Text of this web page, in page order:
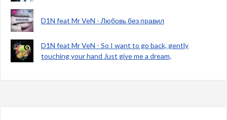
D1N feat Mr VeN - Любовь без правил
D1N feat Mr VeN - So I want to go back, gently
touching your hand Just give me a dream,